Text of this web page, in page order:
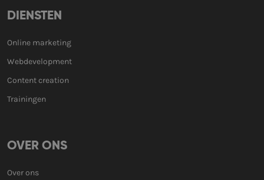
DIENSTEN
Online marketing
Webdevelopment
Content creation
Trainingen
OVER ONS
Over ons